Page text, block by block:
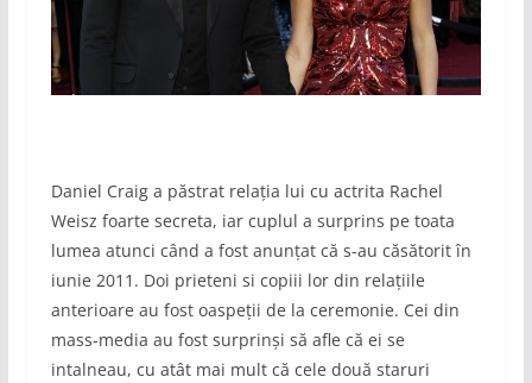
Daniel Craig a păstrat relația lui cu actrita Rachel
Weisz foarte secreta, iar cuplul a surprins pe toata
lumea atunci când a fost anunțat că s-au căsătorit în
iunie 2011. Doi prieteni si copiii lor din relațiile
anterioare au fost oaspeții de la ceremonie. Cei din
mass-media au fost surprinși să afle că ei se
intalneau, cu atât mai mult că cele două staruri